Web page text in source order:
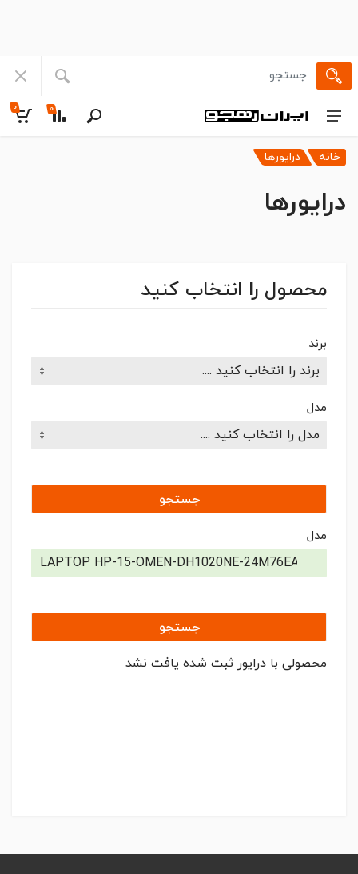
۰ ۰
خانه درایورها
درایورها
محصول را انتخاب کنید
برند
برند را انتخاب کنید ....
مدل
مدل را انتخاب کنید ....
جستجو
مدل
جستجو
محصولی با درایور ثبت شده یافت نشد